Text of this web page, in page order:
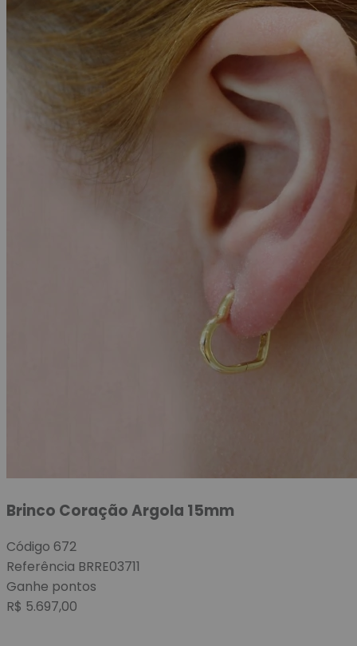
Brinco Coração Argola 15mm
Código 672
Referência BRRE03711
Ganhe pontos
R$ 5.697,00